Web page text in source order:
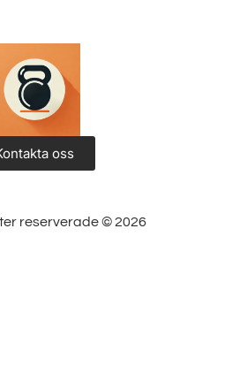
oss
reserverade © 2026